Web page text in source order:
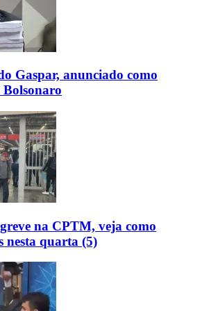
Gaspar, anunciado como
Bolsonaro
na CPTM, veja como
nesta quarta (5)